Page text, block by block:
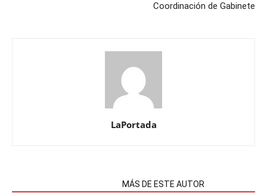
Coordinación de Gabinete
LaPortada
MÁS DE ESTE AUTOR